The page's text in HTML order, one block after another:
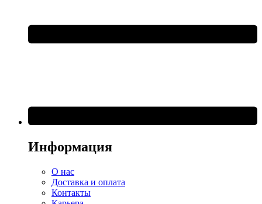
Информация
О нас
Доставка и оплата
Контакты